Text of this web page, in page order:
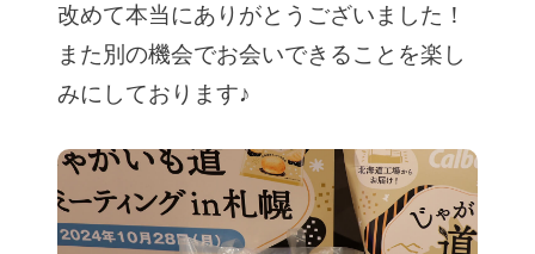
改めて本当にありがとうございました！
また別の機会でお会いできることを楽し
みにしております♪